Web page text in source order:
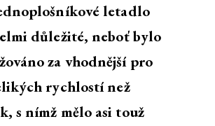
letadlo
důležité, neboť bylo
za vhodnější pro
rychlostí než
s nímž mělo asi touž